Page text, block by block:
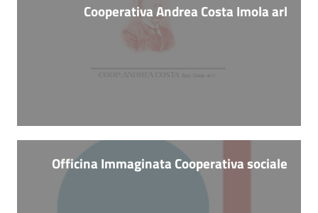
Cooperativa Andrea Costa Imola arl
Officina Immaginata Cooperativa sociale